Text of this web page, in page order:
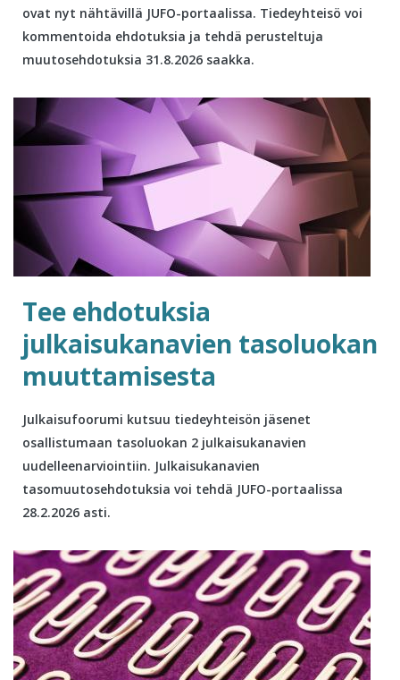
ovat nyt nähtävillä JUFO-portaalissa. Tiedeyhteisö voi
kommentoida ehdotuksia ja tehdä perusteltuja
muutosehdotuksia 31.8.2026 saakka.
Tee ehdotuksia
julkaisukanavien tasoluokan
muuttamisesta
Julkaisufoorumi kutsuu tiedeyhteisön jäsenet
osallistumaan tasoluokan 2 julkaisukanavien
uudelleenarviointiin. Julkaisukanavien
tasomuutosehdotuksia voi tehdä JUFO-portaalissa
28.2.2026 asti.